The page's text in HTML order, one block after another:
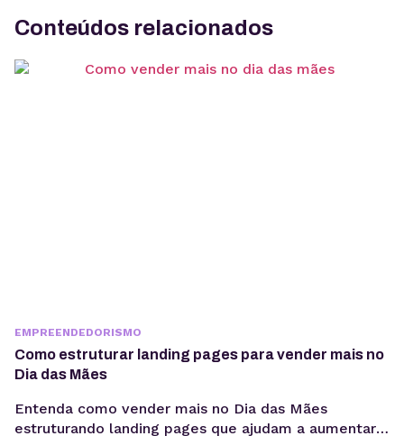
Conteúdos relacionados
EMPREENDEDORISMO
Como estruturar landing pages para vender mais no
Dia das Mães
Entenda como vender mais no Dia das Mães
estruturando landing pages que ajudam a aumentar